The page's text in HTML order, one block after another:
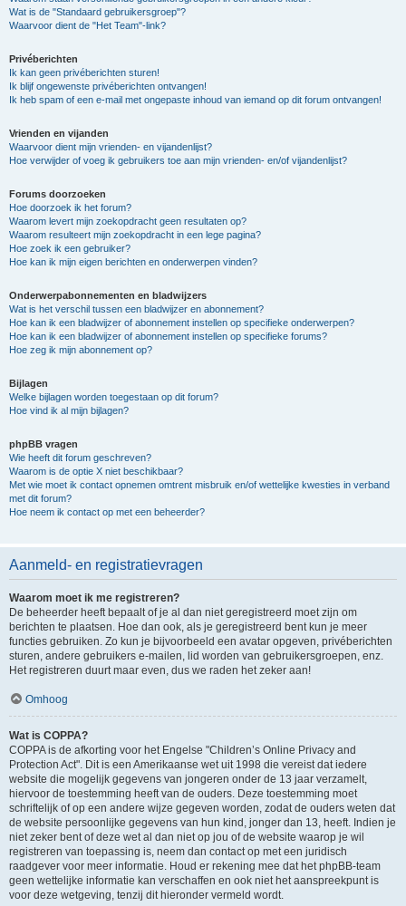
Wat is de "Standaard gebruikersgroep"?
Waarvoor dient de "Het Team"-link?
Privéberichten
Ik kan geen privéberichten sturen!
Ik blijf ongewenste privéberichten ontvangen!
Ik heb spam of een e-mail met ongepaste inhoud van iemand op dit forum ontvangen!
Vrienden en vijanden
Waarvoor dient mijn vrienden- en vijandenlijst?
Hoe verwijder of voeg ik gebruikers toe aan mijn vrienden- en/of vijandenlijst?
Forums doorzoeken
Hoe doorzoek ik het forum?
Waarom levert mijn zoekopdracht geen resultaten op?
Waarom resulteert mijn zoekopdracht in een lege pagina?
Hoe zoek ik een gebruiker?
Hoe kan ik mijn eigen berichten en onderwerpen vinden?
Onderwerpabonnementen en bladwijzers
Wat is het verschil tussen een bladwijzer en abonnement?
Hoe kan ik een bladwijzer of abonnement instellen op specifieke onderwerpen?
Hoe kan ik een bladwijzer of abonnement instellen op specifieke forums?
Hoe zeg ik mijn abonnement op?
Bijlagen
Welke bijlagen worden toegestaan op dit forum?
Hoe vind ik al mijn bijlagen?
phpBB vragen
Wie heeft dit forum geschreven?
Waarom is de optie X niet beschikbaar?
Met wie moet ik contact opnemen omtrent misbruik en/of wettelijke kwesties in verband
met dit forum?
Hoe neem ik contact op met een beheerder?
Aanmeld- en registratievragen
Waarom moet ik me registreren?
De beheerder heeft bepaalt of je al dan niet geregistreerd moet zijn om
berichten te plaatsen. Hoe dan ook, als je geregistreerd bent kun je meer
functies gebruiken. Zo kun je bijvoorbeeld een avatar opgeven, privéberichten
sturen, andere gebruikers e-mailen, lid worden van gebruikersgroepen, enz.
Het registreren duurt maar even, dus we raden het zeker aan!
Omhoog
Wat is COPPA?
COPPA is de afkorting voor het Engelse "Children’s Online Privacy and
Protection Act". Dit is een Amerikaanse wet uit 1998 die vereist dat iedere
website die mogelijk gegevens van jongeren onder de 13 jaar verzamelt,
hiervoor de toestemming heeft van de ouders. Deze toestemming moet
schriftelijk of op een andere wijze gegeven worden, zodat de ouders weten dat
de website persoonlijke gegevens van hun kind, jonger dan 13, heeft. Indien je
niet zeker bent of deze wet al dan niet op jou of de website waarop je wil
registreren van toepassing is, neem dan contact op met een juridisch
raadgever voor meer informatie. Houd er rekening mee dat het phpBB-team
geen wettelijke informatie kan verschaffen en ook niet het aanspreekpunt is
voor deze wetgeving, tenzij dit hieronder vermeld wordt.